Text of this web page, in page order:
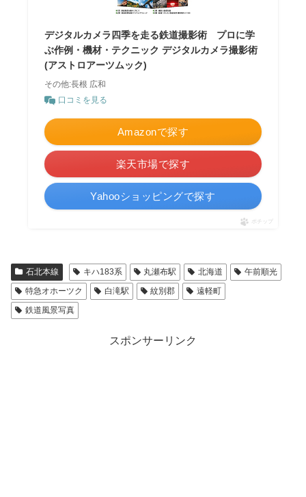
デジタルカメラ四季を走る鉄道撮影術 プロに学
ぶ作例・機材・テクニック デジタルカメラ撮影術
(アストロアーツムック)
その他:長根 広和
口コミを見る
Amazonで探す
楽天市場で探す
Yahooショッピングで探す
ポチップ
石北本線 キハ183系 丸瀬布駅 北海道
午前順光
特急オホーツク
白滝駅 紋別郡
遠軽町
鉄道風景写真
スポンサーリンク